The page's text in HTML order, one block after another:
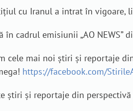
cu Iranul a intrat în vigoare,
în cadrul emisiunii „AO NEWS”
cele mai noi știri și reportaje
https://facebook.com/
știri și reportaje din perspectivă